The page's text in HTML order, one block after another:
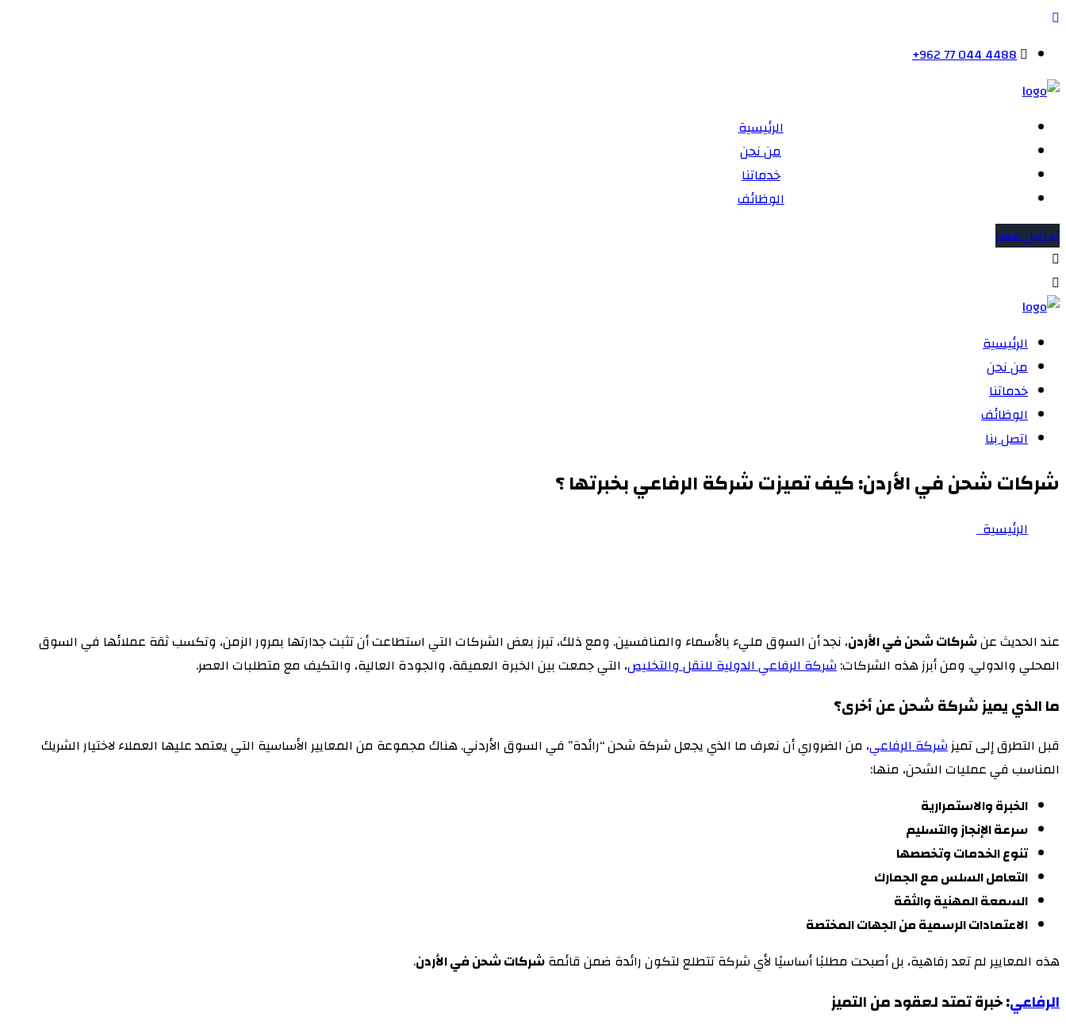
+962 77 044 4488
الرئيسية
من نحن
خدماتنا
الوظائف
تواصل معنا
الرئيسية
من نحن
خدماتنا
الوظائف
اتصل بنا
شركات شحن في الأردن: كيف تميزت شركة الرفاعي بخبرتها ؟
الرئيسية
عند الحديث عنشركات شحن في الأردن، نجد أن السوق مليء بالأسماء والمنافسين. ومع ذلك، تبرز بعض الشركات التي استطاعت أن تثبت جدارتها بمرور الزمن، وتكسب ثقة عملائها في السوق
المحلي والدولي. ومن أبرز هذه الشركات:شركة الرفاعي الدولية للنقل والتخليص، التي جمعت بين الخبرة العميقة، والجودة العالية، والتكيف مع متطلبات العصر.
ما الذي يميز شركة شحن عن أخرى؟
قبل التطرق إلى تميزشركة الرفاعي، من الضروري أن نعرف ما الذي يجعل شركة شحن “رائدة” في السوق الأردني. هناك مجموعة من المعايير الأساسية التي يعتمد عليها العملاء لاختيار الشريك
المناسب في عمليات الشحن، منها:
الخبرة والاستمرارية
سرعة الإنجاز والتسليم
تنوع الخدمات وتخصصها
التعامل السلس مع الجمارك
السمعة المهنية والثقة
الاعتمادات الرسمية من الجهات المختصة
هذه المعايير لم تعد رفاهية، بل أصبحت مطلبًا أساسيًا لأي شركة تتطلع لتكون رائدة ضمن قائمةشركات شحن في الأردن.
الرفاعي: خبرة تمتد لعقود من التميز